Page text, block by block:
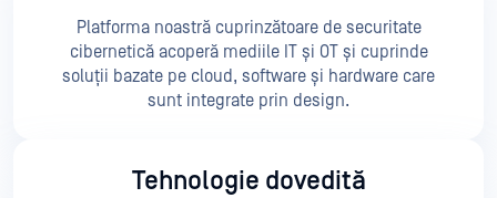
Platforma noastră cuprinzătoare de securitate
cibernetică acoperă mediile IT și OT și cuprinde
soluții bazate pe cloud, software și hardware care
sunt integrate prin design.
Tehnologie dovedită